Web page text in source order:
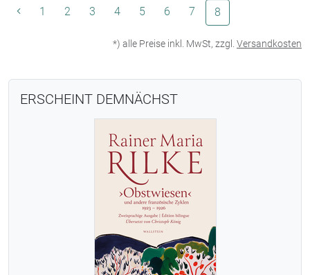
1 2 3 4 5 6 7 8
*) alle Preise inkl. MwSt, zzgl. Versandkosten
ERSCHEINT DEMNÄCHST